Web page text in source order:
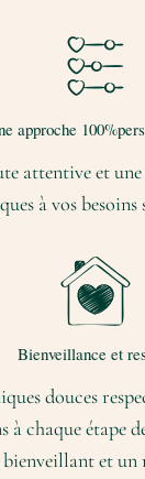
approche
attentive et
à vos besoins
Bienveillance et
douces
à chaque étape
et un